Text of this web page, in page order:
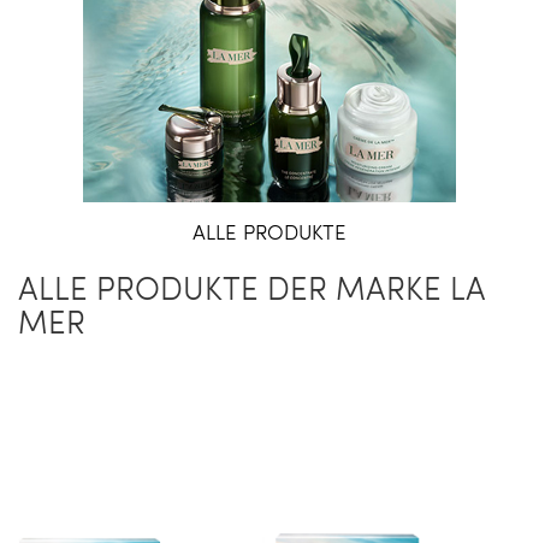
ALLE PRODUKTE
ALLE PRODUKTE DER MARKE LA
MER